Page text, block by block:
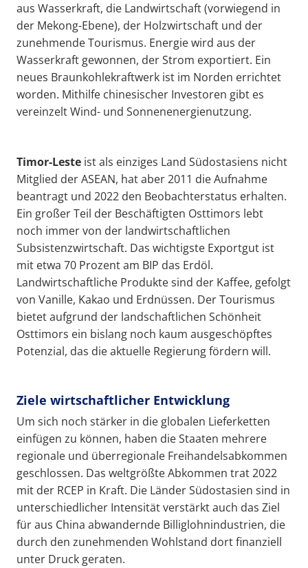
aus Wasserkraft, die Landwirtschaft (vorwiegend in
der Mekong-Ebene), der Holzwirtschaft und der
zunehmende Tourismus. Energie wird aus der
Wasserkraft gewonnen, der Strom exportiert. Ein
neues Braunkohlekraftwerk ist im Norden errichtet
worden. Mithilfe chinesischer Investoren gibt es
vereinzelt Wind- und Sonnenenergienutzung.
Timor-Leste ist als einziges Land Südostasiens nicht
Mitglied der ASEAN, hat aber 2011 die Aufnahme
beantragt und 2022 den Beobachterstatus erhalten.
Ein großer Teil der Beschäftigten Osttimors lebt
noch immer von der landwirtschaftlichen
Subsistenzwirtschaft. Das wichtigste Exportgut ist
mit etwa 70 Prozent am BIP das Erdöl.
Landwirtschaftliche Produkte sind der Kaffee, gefolgt
von Vanille, Kakao und Erdnüssen. Der Tourismus
bietet aufgrund der landschaftlichen Schönheit
Osttimors ein bislang noch kaum ausgeschöpftes
Potenzial, das die aktuelle Regierung fördern will.
Ziele wirtschaftlicher Entwicklung
Um sich noch stärker in die globalen Lieferketten
einfügen zu können, haben die Staaten mehrere
regionale und überregionale Freihandelsabkommen
geschlossen. Das weltgrößte Abkommen trat 2022
mit der RCEP in Kraft. Die Länder Südostasien sind in
unterschiedlicher Intensität verstärkt auch das Ziel
für aus China abwandernde Billiglohnindustrien, die
durch den zunehmenden Wohlstand dort finanziell
unter Druck geraten.